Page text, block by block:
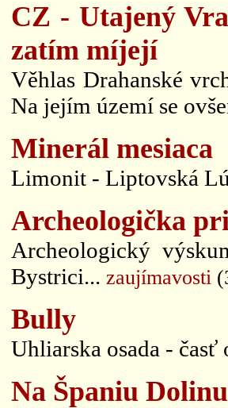
CZ - Utajený
zatím míjejí
Věhlas Drahanské
Na jejím území se
Minerál mesiaca
Limonit - Liptovská
Archeologička
Archeologický
Bystrici... zaujímavosti
Bully
Uhliarska osada -
Na Španiu